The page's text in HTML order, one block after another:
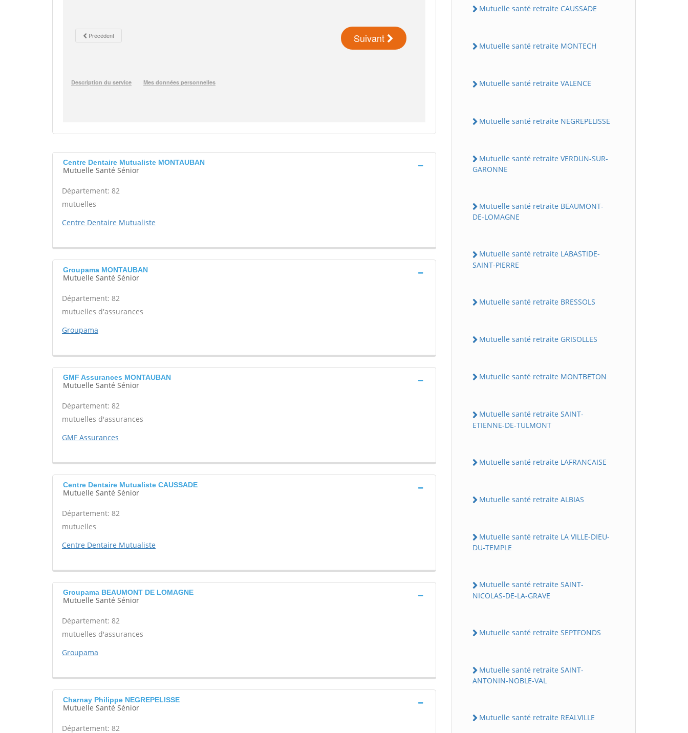
Centre Dentaire Mutualiste MONTAUBAN
Mutuelle Santé Sénior
Département: 82
mutuelles
Centre Dentaire Mutualiste
Groupama MONTAUBAN
Mutuelle Santé Sénior
Département: 82
mutuelles d'assurances
Groupama
GMF Assurances MONTAUBAN
Mutuelle Santé Sénior
Département: 82
mutuelles d'assurances
GMF Assurances
Centre Dentaire Mutualiste CAUSSADE
Mutuelle Santé Sénior
Département: 82
mutuelles
Centre Dentaire Mutualiste
Groupama BEAUMONT DE LOMAGNE
Mutuelle Santé Sénior
Département: 82
mutuelles d'assurances
Groupama
Charnay Philippe NEGREPELISSE
Mutuelle Santé Sénior
Département: 82
Mutuelle santé retraite CAUSSADE
Mutuelle santé retraite MONTECH
Mutuelle santé retraite VALENCE
Mutuelle santé retraite NEGREPELISSE
Mutuelle santé retraite VERDUN-SUR-
GARONNE
Mutuelle santé retraite BEAUMONT-
DE-LOMAGNE
Mutuelle santé retraite LABASTIDE-
SAINT-PIERRE
Mutuelle santé retraite BRESSOLS
Mutuelle santé retraite GRISOLLES
Mutuelle santé retraite MONTBETON
Mutuelle santé retraite SAINT-
ETIENNE-DE-TULMONT
Mutuelle santé retraite LAFRANCAISE
Mutuelle santé retraite ALBIAS
Mutuelle santé retraite LA VILLE-DIEU-
DU-TEMPLE
Mutuelle santé retraite SAINT-
NICOLAS-DE-LA-GRAVE
Mutuelle santé retraite SEPTFONDS
Mutuelle santé retraite SAINT-
ANTONIN-NOBLE-VAL
Mutuelle santé retraite REALVILLE